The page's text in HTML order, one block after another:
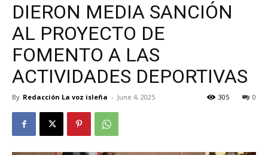
DIERON MEDIA SANCIÓN
AL PROYECTO DE
FOMENTO A LAS
ACTIVIDADES DEPORTIVAS
By Redacción La voz isleña - June 4, 2025 0
305